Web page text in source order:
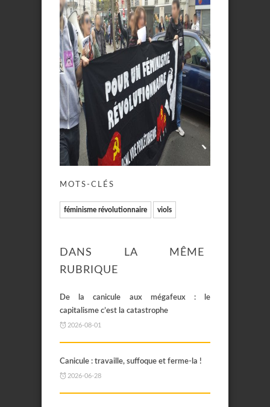
MOTS-CLÉS
féminisme révolutionnaire viols
DANS LA MÊME
RUBRIQUE
De la canicule aux mégafeux : le
capitalisme c’est la catastrophe
2026-08-01
Canicule : travaille, suffoque et ferme-la !
2026-06-28